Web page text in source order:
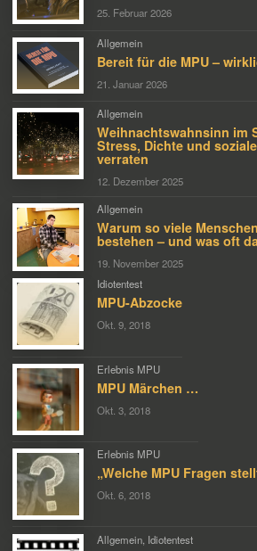
25. Februar 2026
Allgemein
Bereit für die MPU –
21. Januar 2026
Allgemein
Weihnachtswahnsinn im
Stress, Dichte und
verraten
12. Dezember 2025
Allgemein
Warum so viele
bestehen – und was oft
19. November 2025
Idiotentest
MPU-Abzocke
Okt. 9, 2018
Erlebnis MPU
MPU Märchen …
Okt. 3, 2018
Erlebnis MPU
„Welche MPU Fragen
Okt. 6, 2018
Allgemein Idiotentest